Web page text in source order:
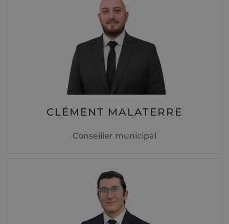
CLÉMENT MALATERRE
Conseiller municipal